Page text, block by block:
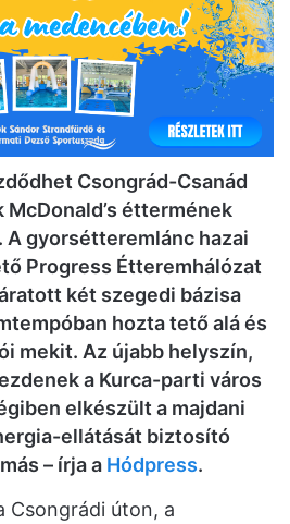
Csongrád-Csanád
éttermének
gyorsétteremlánc hazai
Progress Étteremhálózat
két szegedi bázisa
hozta tető alá és
mekit. Az újabb helyszín,
a Kurca-parti város
elkészült a majdani
ellátását biztosító
– írja a Hódpress.
Csongrádi úton, a